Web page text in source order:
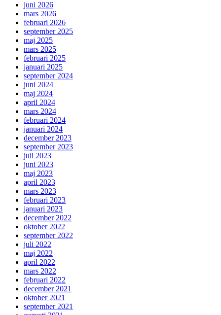
juni 2026
mars 2026
februari 2026
september 2025
maj 2025
mars 2025
februari 2025
januari 2025
september 2024
juni 2024
maj 2024
april 2024
mars 2024
februari 2024
januari 2024
december 2023
september 2023
juli 2023
juni 2023
maj 2023
april 2023
mars 2023
februari 2023
januari 2023
december 2022
oktober 2022
september 2022
juli 2022
maj 2022
april 2022
mars 2022
februari 2022
december 2021
oktober 2021
september 2021